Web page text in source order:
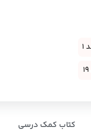
کتاب کمک درسی